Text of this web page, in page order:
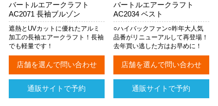
バートルエアークラフト
AC2071 長袖ブルゾン
遮熱とUVカットに優れたアルミ
加工の長袖エアークラフト！長袖
でも軽量です！
店舗を選んで問い合わせ
通販サイトで予約
バートルエアークラフト
AC2034 ベスト
○ハイバックファン○昨年大人気
品番がリニューアルして再登場！
去年買い逃した方はお早めに！
店舗を選んで問い合わせ
通販サイトで予約